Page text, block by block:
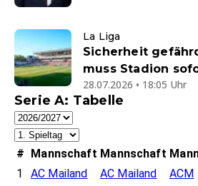
La Liga
Sicherheit
muss Stadion
28.07.2026 • 18:05 Uhr
Serie A: Tabelle
# Mannschaft Mannschaft
1
AC Mailand AC Mailand ACM